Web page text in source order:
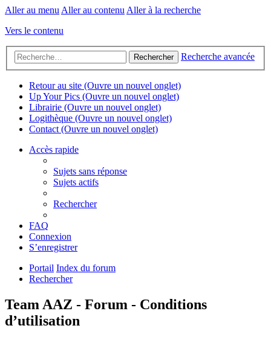
Aller au menu Aller au contenu Aller à la recherche
Vers le contenu
Rechercher Recherche avancée
Retour au site (Ouvre un nouvel onglet)
Up Your Pics (Ouvre un nouvel onglet)
Librairie (Ouvre un nouvel onglet)
Logithèque (Ouvre un nouvel onglet)
Contact (Ouvre un nouvel onglet)
Accès rapide
Sujets sans réponse
Sujets actifs
Rechercher
FAQ
Connexion
S’enregistrer
Portail Index du forum
Rechercher
Team AAZ - Forum - Conditions
d’utilisation